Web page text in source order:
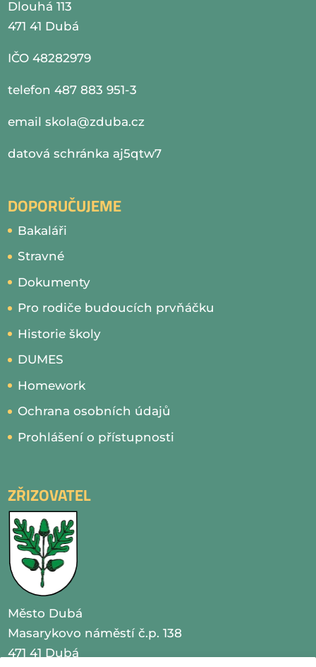
Dlouhá 113
471 41 Dubá
IČO 48282979
telefon 487 883 951-3
emailskola@zduba.cz
datová schránka aj5qtw7
DOPORUČUJEME
Bakaláři
Stravné
Dokumenty
Pro rodiče budoucích prvňáčku
Historie školy
DUMES
Homework
Ochrana osobních údajů
Prohlášení o přístupnosti
ZŘIZOVATEL
Město Dubá
Masarykovo náměstí č.p. 138
471 41 Dubá